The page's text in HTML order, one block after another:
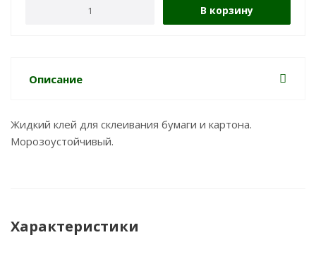
В корзину
Описание
Жидкий клей для склеивания бумаги и картона.
Морозоустойчивый.
Характеристики